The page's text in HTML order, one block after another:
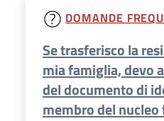
DOMANDE
Se trasferisco la
mia famiglia, devo
del documento di
membro del